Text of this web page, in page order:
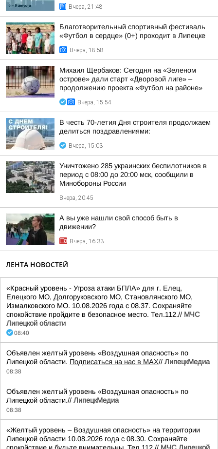
Вчера, 21:48
Благотворительный спортивный фестиваль
«Футбол в сердце» (0+) проходит в Липецке
Вчера, 18:58
Михаил Щербаков: Сегодня на «Зеленом
острове» дали старт «Дворовой лиге» –
продолжению проекта «Футбол на районе»
Вчера, 15:54
В честь 70-летия Дня строителя продолжаем
делиться поздравлениями:
Вчера, 15:03
Уничтожено 285 украинских беспилотников в
период с 08:00 до 20:00 мск, сообщили в
Минобороны России
Вчера, 20:45
А вы уже нашли свой способ быть в
движении?
Вчера, 16:33
ЛЕНТА НОВОСТЕЙ
«Красный уровень - Угроза атаки БПЛА» для г. Елец,
Елецкого МО, Долгоруковского МО, Становлянского МО,
Измалковского МО. 10.08.2026 года с 08.37. Сохраняйте
спокойствие пройдите в безопасное место. Тел.112.// МЧС
Липецкой области
08:40
Объявлен желтый уровень «Воздушная опасность» по
Липецкой области. Подписаться на нас в МАХ// ЛипецкМедиа
08:38
Объявлен желтый уровень «Воздушная опасность» по
Липецкой области.// ЛипецкМедиа
08:38
«Желтый уровень – Воздушная опасность» на территории
Липецкой области 10.08.2026 года с 08.30. Сохраняйте